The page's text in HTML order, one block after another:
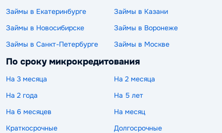
Займы в Екатеринбурге
Займы в Казани
Займы в Новосибирске
Займы в Воронеже
Займы в Санкт-Петербурге
Займы в Москве
По сроку микрокредитования
На 3 месяца
На 2 месяца
На 2 года
На 5 лет
На 6 месяцев
На месяц
Краткосрочные
Долгосрочные